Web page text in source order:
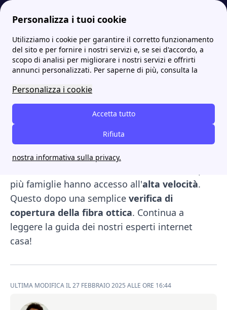
Personalizza i tuoi cookie
Utilizziamo i cookie per garantire il corretto funzionamento
del sito e per fornire i nostri servizi e, se sei d'accordo, a
scopo di analisi per migliorare i nostri servizi e offrirti
annunci personalizzati. Per saperne di più, consulta la
Personalizza i cookie
Accetta tutto
Rifiuta
nostra informativa sulla privacy.
Internet Casa Ecco quali sono le caratteristiche e le funzionalità della fibra ottica Verifica Copertura Fibra: come leggere la fibermap!
Verifica Copertura Fibra:
come leggere la fibermap!
si diffonde sempre di più nel
nostro Paese, arrivando pian piano (forse
troppo piano rispetto agli altri stati) in ogni
casa. Negli anni è iniziato un lungo processo di
più famiglie hanno accesso all'alta velocità.
Questo dopo una semplice verifica di
copertura della fibra ottica. Continua a
leggere la guida dei nostri esperti internet
casa!
ULTIMA MODIFICA IL 27 FEBBRAIO 2025 ALLE ORE 16:44